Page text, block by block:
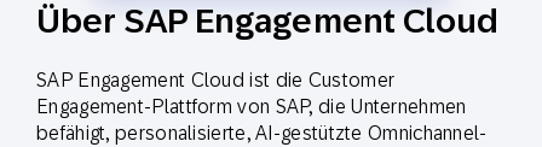
Über SAP Engagement Cloud
SAP Engagement Cloud ist die Customer
Engagement-Plattform von SAP, die Unternehmen
befähigt, personalisierte, AI-gestützte Omnichannel-